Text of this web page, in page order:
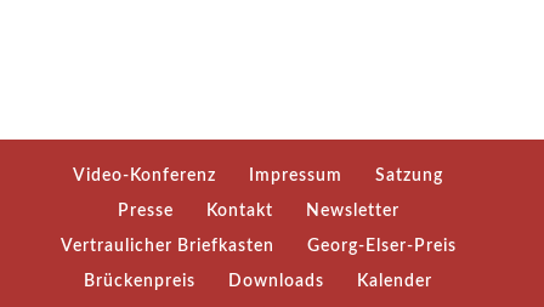
Video-Konferenz Impressum Satzung
Presse Kontakt Newsletter
Vertraulicher Briefkasten Georg-Elser-Preis
Brückenpreis Downloads Kalender